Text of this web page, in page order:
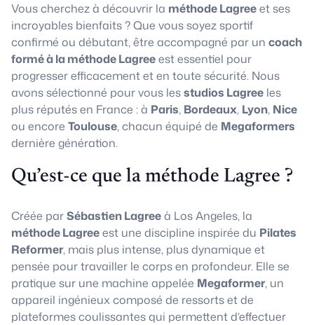
Vous cherchez à découvrir la méthode Lagreeet ses
incroyables bienfaits ? Que vous soyez sportif
confirmé ou débutant, être accompagné par un coach
formé à la méthode Lagreeest essentiel pour
progresser efficacement et en toute sécurité. Nous
avons sélectionné pour vous lesstudios Lagree les
plus réputés en France : à Paris, Bordeaux, Lyon, Nice
ou encore Toulouse, chacun équipé de Megaformers
dernière génération.
Qu’est-ce que la méthode Lagree ?
Créée parSébastien Lagreeà Los Angeles, la
méthode Lagreeest une discipline inspirée du Pilates
Reformer, mais plus intense, plus dynamique et
pensée pour travailler le corps en profondeur. Elle se
pratique sur une machine appelée Megaformer, un
appareil ingénieux composé de ressorts et de
plateformes coulissantes qui permettent d’effectuer